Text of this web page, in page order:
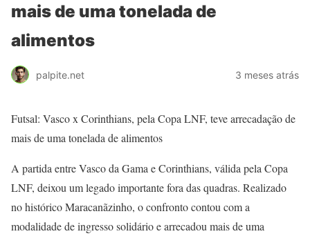
mais de uma tonelada de
alimentos
palpite.net 3 meses atrás
Futsal: Vasco x Corinthians, pela Copa LNF, teve arrecadação de
mais de uma tonelada de alimentos
A partida entre Vasco da Gama e Corinthians, válida pela Copa
LNF, deixou um legado importante fora das quadras. Realizado
no histórico Maracanãzinho, o confronto contou com a
modalidade de ingresso solidário e arrecadou mais de uma